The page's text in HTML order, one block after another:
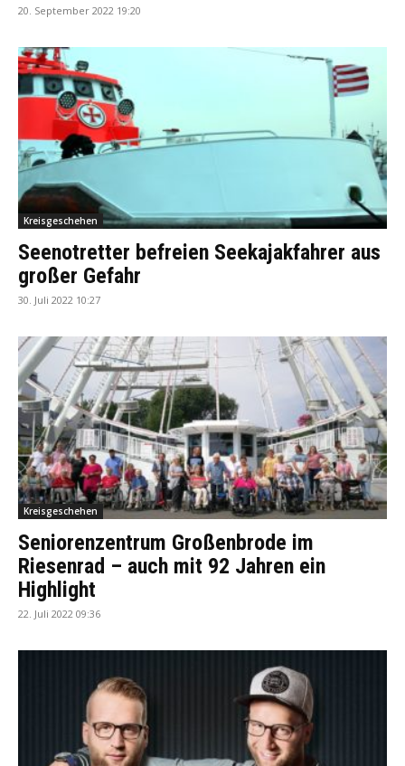
20. September 2022 19:20
Kreisgeschehen
Seenotretter befreien Seekajakfahrer aus
großer Gefahr
30. Juli 2022 10:27
Kreisgeschehen
Seniorenzentrum Großenbrode im
Riesenrad – auch mit 92 Jahren ein
Highlight
22. Juli 2022 09:36